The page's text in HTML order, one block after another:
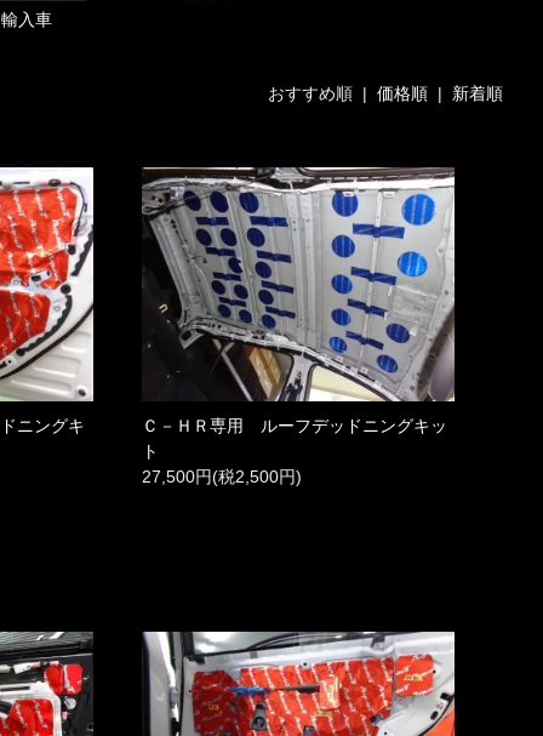
輸入車
おすすめ順 | 価格順| 新着順
ニングキ
Ｃ－ＨＲ専用 ルーフデッドニングキッ
ト
27,500円(税2,500円)